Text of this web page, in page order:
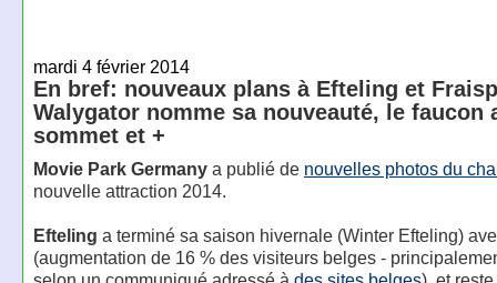
mardi 4 février 2014
En bref: nouveaux plans à Efteling et
Walygator nomme sa nouveauté, le faucon
sommet et +
Movie Park Germanya publié de nouvelles photos du
nouvelle attraction 2014.
Efteling a terminé sa saison hivernale (Winter Efteling)
(augmentation de 16 % des visiteurs belges -